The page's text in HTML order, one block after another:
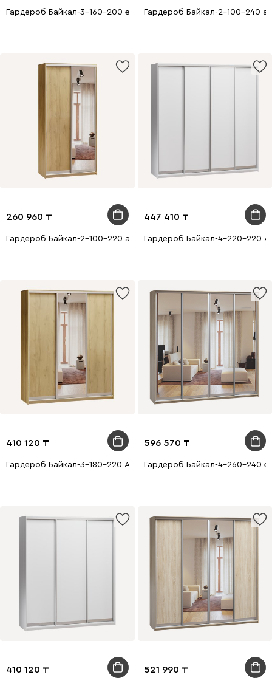
Гардероб Байкал-3-160-200 емен Сонома 1 айна
Гардероб Байкал-2-100-240
260 960
Гардероб Байкал-2-100-220 айнасы бар Алтын емен
447 410
Гардероб Байкал-4-220-220 Ақ
410 120
Гардероб Байкал-3-180-220 Алтын емен 1 айна
596 570
Гардероб Байкал-4-260-240
410 120 521 990